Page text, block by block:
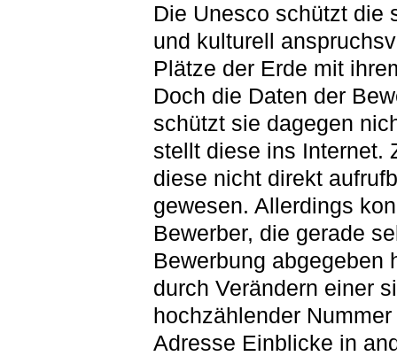
Die Unesco schützt die
und kulturell
Plätze der Erde mit
Doch die Daten der
schützt sie dagegen
stellt diese ins Internet.
diese nicht direkt
gewesen. Allerdings
Bewerber, die gerade
Bewerbung abgegeben
durch Verändern einer
hochzählender Nummer
Adresse Einblicke in